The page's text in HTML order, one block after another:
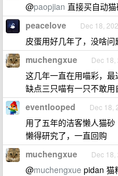
@paopjian 直接买自动
peacelove Dec 18,
皮蛋用好几年了，没啥问
muchengxue Dec 18,
这几年一直在用喵彩，
缺点三只喵有一只不敢用
eventlooped Dec 18,
用了五年的洁客懒人猫砂
懒得研究了，一直回购
muchengxue Dec 18,
@muchengxue pidan 猫